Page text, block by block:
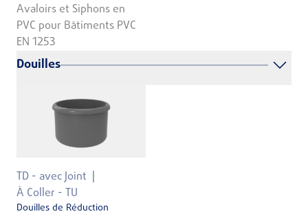
Avaloirs et Siphons en
PVC pour Bâtiments PVC
EN 1253
Douilles
TD - avec Joint
À Coller - TU
Douilles de Réduction